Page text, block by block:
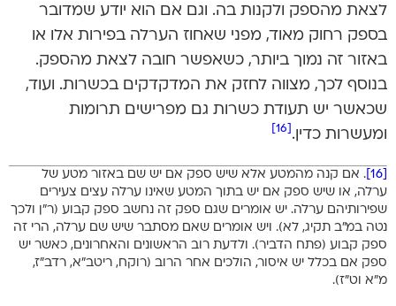
לצאת מהספק ולקנות בה. וגם אם הוא יודע שמדובר
בספק רחוק מאוד, מפני שאחוז הערלה בפירות אלו או
באזור זה נמוך ביותר, כשאפשר חובה לצאת מהספק.
בנוסף לכך, מצווה לחזק את המדקדקים בכשרות. ועוד,
שכאשר יש תעודת כשרות גם מפרישים תרומות
ומעשרות כדין.
. אם קנה מהמטע אלא שיש ספק אם יש שם באזור מטע של
ערלה, או שיש ספק אם יש בתוך המטע שאינו ערלה עצים צעירים
שפירותיהם ערלה. יש אומרים שגם ספק זה נחשב ספק קבוע (ר”ן ולכך
נטה במ”ב תקיג, לא). ויש אומרים שאם מסתבר שיש שם ערלה, הרי זה
ספק קבוע (פתח הדביר). ולדעת רוב הראשונים והאחרונים, כאשר יש
ספק אם בכלל יש איסור, הולכים אחר הרוב (רוקח, ריטב”א, רדב”ז,
מ”א וט”ז).